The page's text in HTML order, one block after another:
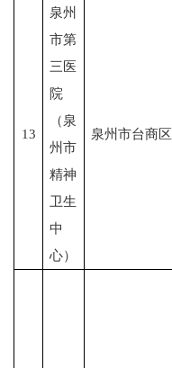
13
泉州
市第
三医
院
（泉
州市
精神
卫生
中
心）
泉州市台商区